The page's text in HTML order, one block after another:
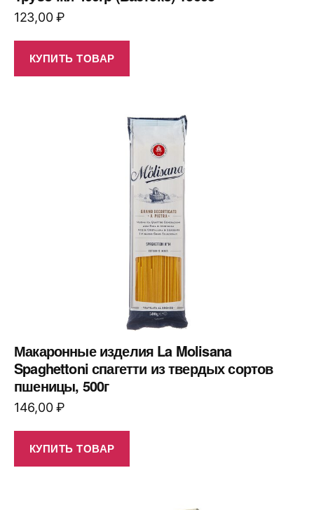
123,00₽
КУПИТЬ ТОВАР
Макаронные изделия La Molisana
Spaghettoni спагетти из твердых сортов
пшеницы, 500г
146,00₽
КУПИТЬ ТОВАР